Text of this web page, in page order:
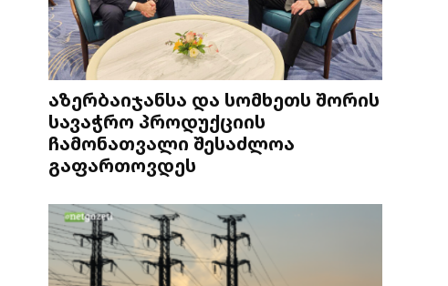
აზერბაიჯანსა და სომხეთს შორის
სავაჭრო პროდუქციის
ჩამონათვალი შესაძლოა
გაფართოვდეს